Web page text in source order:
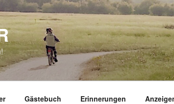
Gästebuch Erinnerungen